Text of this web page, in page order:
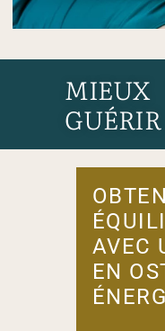
MIEUX
GUÉRIR
AVEC
EN